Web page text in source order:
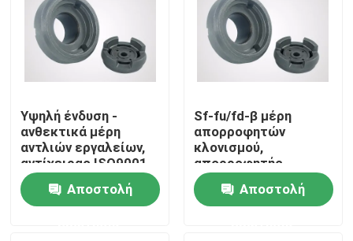
Σπίτι
Προϊόντα
Υψηλή ένδυση -
ανθεκτικά μέρη
αντλιών εργαλείων,
αντίχειρας ISO9001
αντλιών εργαλείων
εγκεκριμένος
Αποστολή
Sf-fu/fd-β μέρη
απορροφητών
κλονισμού,
απορροφητής
κλονισμού που
αντέχουν τη χαμηλή
αντίσταση τριβής
Αποστολή